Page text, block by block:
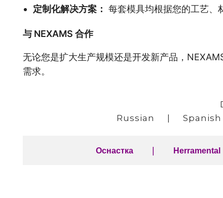
定制化解决方案： 每套模具均根据您的工艺、
与 NEXAMS 合作
无论您是扩大生产规模还是开发新产品，
需求。
Russian
Spanish
Оснастка Herramental